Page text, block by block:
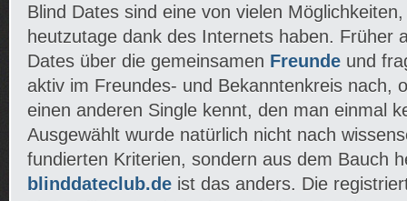
Blind Dates sind eine von vielen
heutzutage dank des Internets haben. Früher
Dates über die gemeinsamen Freunde und
aktiv im Freundes- und Bekanntenkreis nach,
einen anderen Single kennt, den man einmal
Ausgewählt wurde natürlich nicht nach
fundierten Kriterien, sondern aus dem Bauch
blinddateclub.de ist das anders. Die